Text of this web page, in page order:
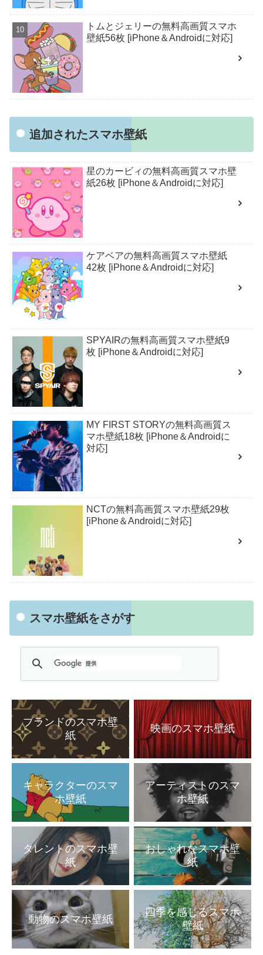
トムとジェリーの無料高画質スマホ
壁紙56枚 [iPhone＆Androidに対応]
追加されたスマホ壁紙
星のカービィの無料高画質スマホ壁
紙26枚 [iPhone＆Androidに対応]
ケアベアの無料高画質スマホ壁紙
42枚 [iPhone＆Androidに対応]
SPYAIRの無料高画質スマホ壁紙9
枚 [iPhone＆Androidに対応]
MY FIRST STORYの無料高画質ス
マホ壁紙18枚 [iPhone＆Androidに
対応]
NCTの無料高画質スマホ壁紙29枚
[iPhone＆Androidに対応]
スマホ壁紙をさがす
ブランドのスマホ壁
紙
映画のスマホ壁紙
キャラクターのスマ
ホ壁紙
アーティストのスマ
ホ壁紙
タレントのスマホ壁
紙
おしゃれなスマホ壁
紙
動物のスマホ壁紙
四季を感じるスマホ
壁紙